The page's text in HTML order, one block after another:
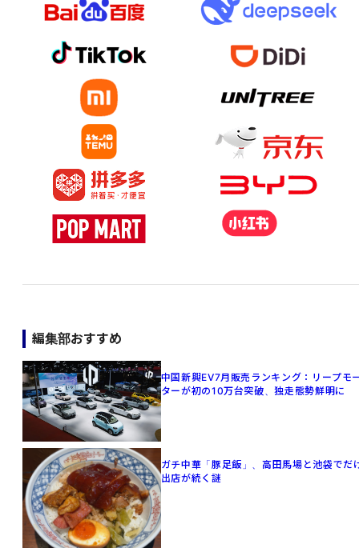
編集部おすすめ
中国新興EV7月販売ランキング：リープモ
ターが初の10万台突破、独走態勢鮮明に
ガチ中華「豚足飯」、高田馬場と池袋でだ
出店が続く謎